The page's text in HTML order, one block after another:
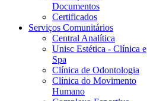
Documentos
Certificados
Serviços Comunitários
Central Analítica
Unisc Estética - Clínica e
Spa
Clínica de Odontologia
Clínica do Movimento
Humano